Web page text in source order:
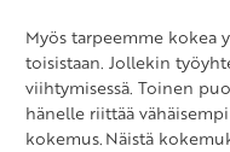
Myös tarpeemme kokea
toisistaan. Jollekin
viihtymisessä. Toinen
hänelle riittää
kokemus. Näistä